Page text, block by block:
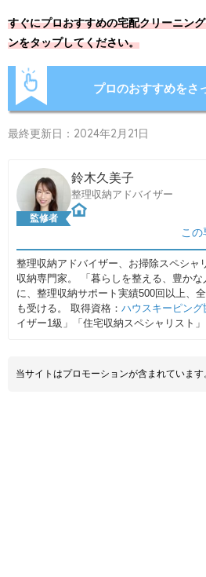
すぐにプロおすすめの宅配クリーニン
ンをタップしてください。
プロのおすすめをさ
最終更新日：2024年2月21日
監修者
鈴木久美子
整理収納アドバイザー
こ
整理収納アドバイザー、お掃除スペシャ
収納専門家。 「暮らしを整える、豊か
に、整理収納サポート実績500回以上、
も受ける。 取得資格： ハウスキーピング
イザー1級」「住宅収納スペシャリスト」
当サイトはプロモーションが含まれています